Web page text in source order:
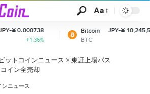
Aa
Bitcoin
BTC
JPY-¥ 10,245,571.20
ビットコインニュース > 東証上場パス
イン全売却
ンニュース